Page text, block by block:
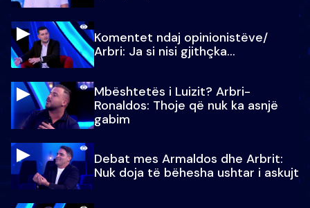
Komentet ndaj opinionistëve/
Arbri: Ja si nisi gjithçka…
Mbështetës i Luizit? Arbri-
Ronaldos: Thoje që nuk ka asnjë
gabim
Debat mes Armaldos dhe Arbrit:
Nuk doja të bëhesha ushtar i askujt